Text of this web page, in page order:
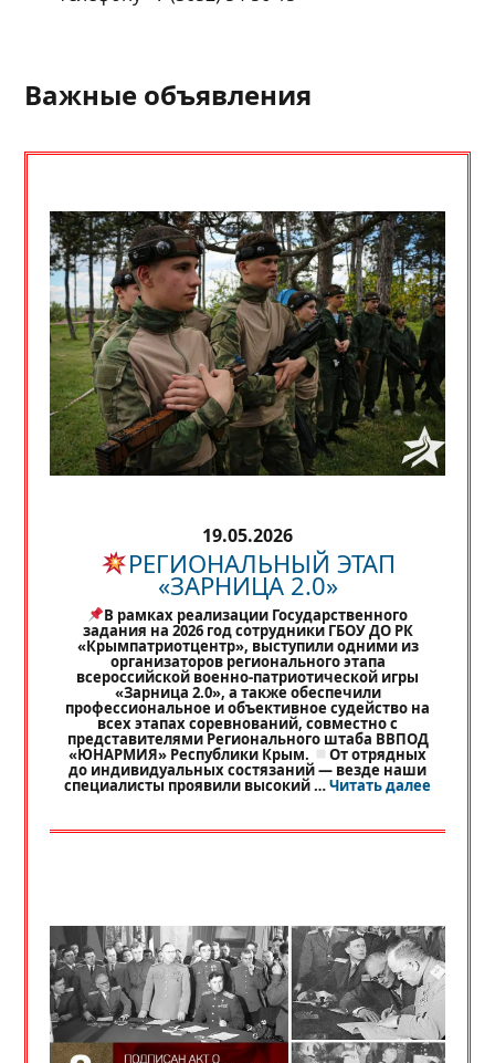
Важные объявления
19.05.2026
РЕГИОНАЛЬНЫЙ ЭТАП
«ЗАРНИЦА 2.0»
В рамках реализации Государственного
задания на 2026 год сотрудники ГБОУ ДО РК
«Крымпатриотцентр», выступили одними из
организаторов регионального этапа
всероссийской военно-патриотической игры
«Зарница 2.0», а также обеспечили
профессиональное и объективное судейство на
всех этапах соревнований, совместно с
представителями Регионального штаба ВВПОД
«ЮНАРМИЯ» Республики Крым. От отрядных
до индивидуальных состязаний — везде наши
специалисты проявили высокий …Читать далее«